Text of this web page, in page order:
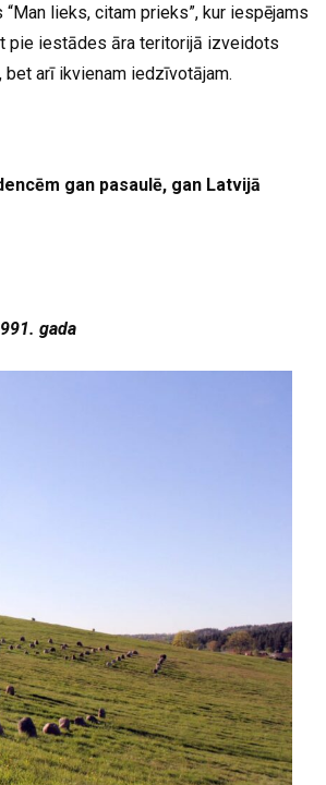
lieks, citam prieks”, kur iespējams
pie iestādes āra teritorijā izveidots
bet arī ikvienam iedzīvotājam.
gan pasaulē, gan Latvijā
gada